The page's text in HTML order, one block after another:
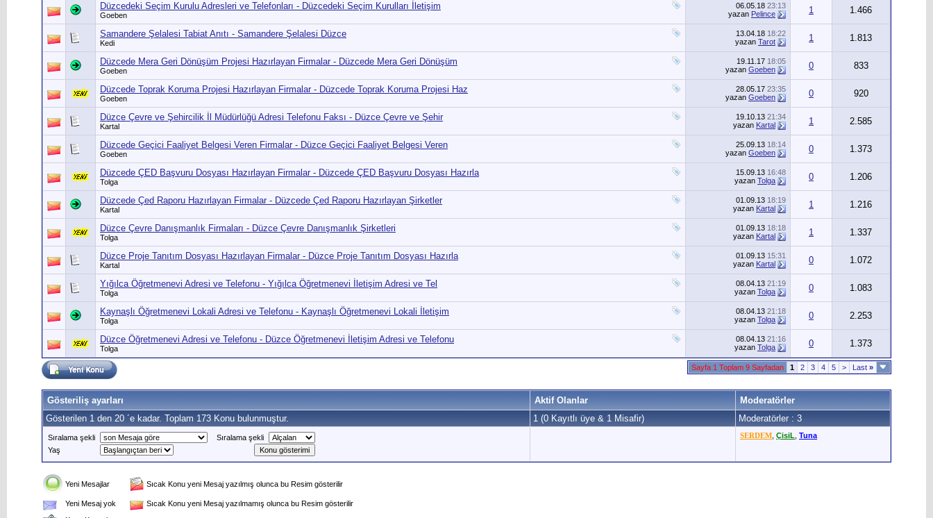
Düzcedeki Seçim Kurulu Adresleri ve Telefonları - Düzcedeki Seçim Kurulları İletişim
Goeben
06.05.18 23:13
yazan Pelince 1 1.466
Samandere Şelalesi Tabiat Anıtı - Samandere Şelalesi Düzce
Kedi
13.04.18 18:22
yazan Tarot 1 1.813
Düzcede Mera Geri Dönüşüm Projesi Hazırlayan Firmalar - Düzcede Mera Geri Dönüşüm
Goeben
19.11.17 18:05
yazan Goeben 0 833
Düzcede Toprak Koruma Projesi Hazırlayan Firmalar - Düzcede Toprak Koruma Projesi Haz
Goeben
28.05.17 23:35
yazan Goeben 0 920
Düzce Çevre ve Şehircilik İl Müdürlüğü Adresi Telefonu Faksı - Düzce Çevre ve Şehir
Kartal
19.10.13 21:34
yazan Kartal 1 2.585
Düzcede Geçici Faaliyet Belgesi Veren Firmalar - Düzce Geçici Faaliyet Belgesi Veren
Goeben
25.09.13 18:14
yazan Goeben 0 1.373
Düzcede ÇED Başvuru Dosyası Hazırlayan Firmalar - Düzcede ÇED Başvuru Dosyası Hazırla
Tolga
15.09.13 16:48
yazan Tolga 0 1.206
Düzcede Çed Raporu Hazırlayan Firmalar - Düzcede Çed Raporu Hazırlayan Şirketler
Kartal
01.09.13 18:19
yazan Kartal 1 1.216
Düzce Çevre Danışmanlık Firmaları - Düzce Çevre Danışmanlık Şirketleri
Tolga
01.09.13 18:18
yazan Kartal 1 1.337
Düzce Proje Tanıtım Dosyası Hazırlayan Firmalar - Düzce Proje Tanıtım Dosyası Hazırla
Kartal
01.09.13 15:31
yazan Kartal 0 1.072
Yığılca Öğretmenevi Adresi ve Telefonu - Yığılca Öğretmenevi İletişim Adresi ve Tel
Tolga
08.04.13 21:19
yazan Tolga 0 1.083
Kaynaşlı Öğretmenevi Lokali Adresi ve Telefonu - Kaynaşlı Öğretmenevi Lokali İletişim
Tolga
08.04.13 21:18
yazan Tolga 0 2.253
Düzce Öğretmenevi Adresi ve Telefonu - Düzce Öğretmenevi İletişim Adresi ve Telefonu
Tolga
08.04.13 21:16
yazan Tolga 0 1.373
Sayfa 1 Toplam 9 Sayfadan 1 2 3 4 5 > Last »
Gösteriliş ayarları Aktif Olanlar
Moderatörler
Gösterilen 1 den 20 ´e kadar. Toplam 173 Konu bulunmuştur.
1 (0 Kayıtlı üye & 1 Misafir) Moderatörler : 3
Sıralama şekli
Sıralama şekli
Yaş
SERDEM ÇisiL Tuna
Yeni Mesajlar Sıcak Konu yeni Mesaj yazılmış olunca bu Resim gösterilir
Yeni Mesaj yok
Sıcak Konu yeni Mesaj yazılmamış olunca bu Resim gösterilir